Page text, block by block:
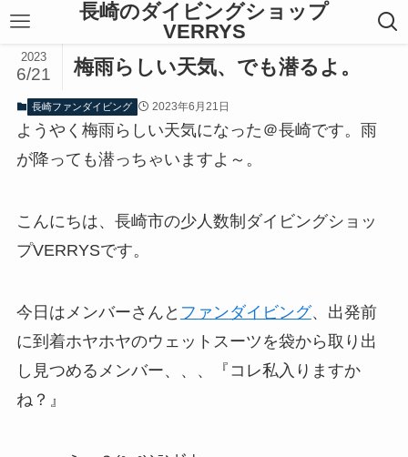
長崎のダイビングショップ
VERRYS
梅雨らしい天気、でも潜るよ。
2023
6/21
長崎ファンダイビング 2023年6月21日
ようやく梅雨らしい天気になった＠長崎です。雨
が降っても潜っちゃいますよ～。
こんにちは、長崎市の少人数制ダイビングショッ
プVERRYSです。
今日はメンバーさんと ファンダイビング、出発前
に到着ホヤホヤのウェットスーツを袋から取り出
し見つめるメンバー、、、『コレ私入りますか
ね？』